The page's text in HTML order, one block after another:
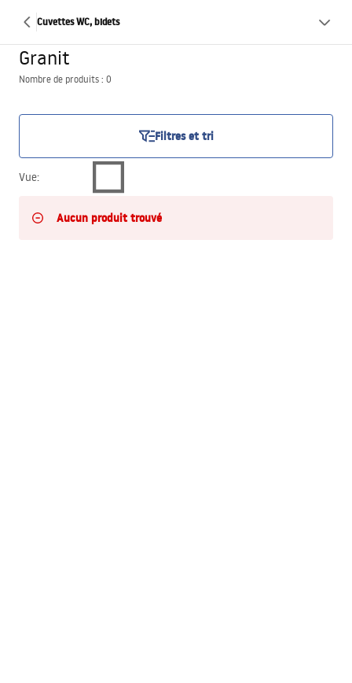
Cuvettes WC, bidets
Granit
Nombre de produits : 0
Filtres et tri
Vue:
Aucun produit trouvé